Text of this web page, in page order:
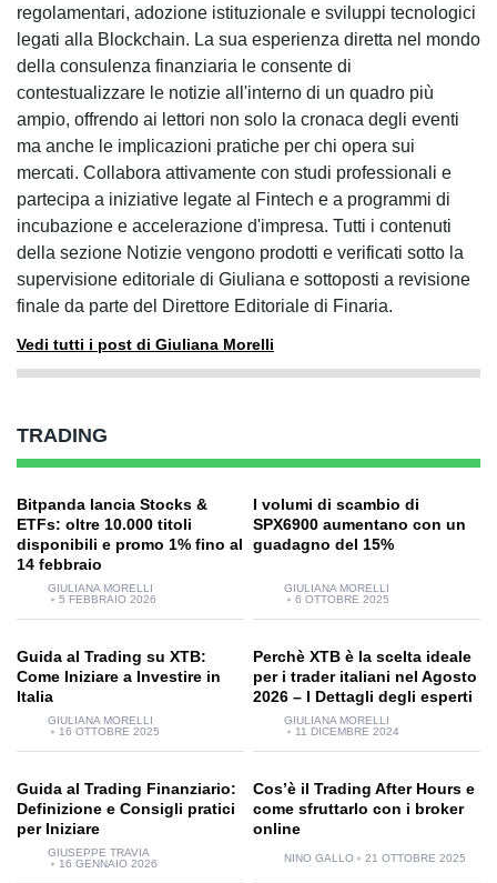
regolamentari, adozione istituzionale e sviluppi tecnologici
legati alla Blockchain. La sua esperienza diretta nel mondo
della consulenza finanziaria le consente di
contestualizzare le notizie all'interno di un quadro più
ampio, offrendo ai lettori non solo la cronaca degli eventi
ma anche le implicazioni pratiche per chi opera sui
mercati. Collabora attivamente con studi professionali e
partecipa a iniziative legate al Fintech e a programmi di
incubazione e accelerazione d'impresa. Tutti i contenuti
della sezione Notizie vengono prodotti e verificati sotto la
supervisione editoriale di Giuliana e sottoposti a revisione
finale da parte del Direttore Editoriale di Finaria.
Vedi tutti i post di Giuliana Morelli
TRADING
Bitpanda lancia Stocks &
ETFs: oltre 10.000 titoli
disponibili e promo 1% fino al
14 febbraio
GIULIANA MORELLI
5 FEBBRAIO 2026
I volumi di scambio di
SPX6900 aumentano con un
guadagno del 15%
GIULIANA MORELLI
6 OTTOBRE 2025
Guida al Trading su XTB:
Come Iniziare a Investire in
Italia
GIULIANA MORELLI
16 OTTOBRE 2025
Perchè XTB è la scelta ideale
per i trader italiani nel Agosto
2026 – I Dettagli degli esperti
GIULIANA MORELLI
11 DICEMBRE 2024
Guida al Trading Finanziario:
Definizione e Consigli pratici
per Iniziare
GIUSEPPE TRAVIA
16 GENNAIO 2026
Cos’è il Trading After Hours e
come sfruttarlo con i broker
online
NINO GALLO 21 OTTOBRE 2025